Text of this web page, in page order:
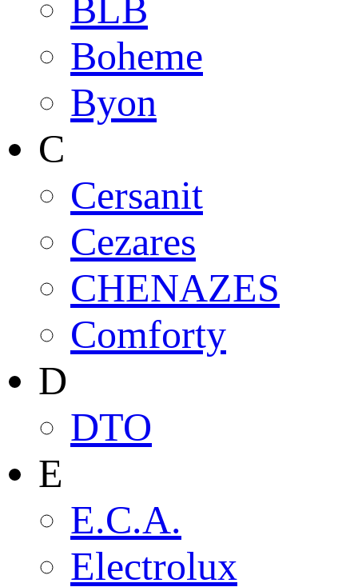
BLB
Boheme
Byon
C
Cersanit
Cezares
CHENAZES
Comforty
D
DTO
E
E.C.A.
Electrolux